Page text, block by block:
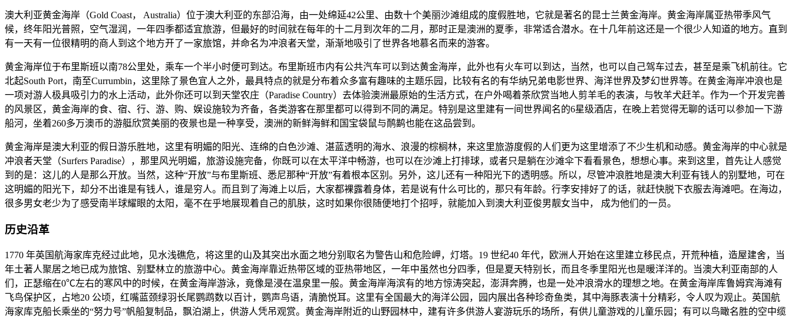
澳大利亚黄金海岸（Gold Coast， Australia）位于澳大利亚的东部沿海，由一处绵延42公里、由数十个美丽沙滩组成的度假胜地，它就是著名的昆士兰黄金海岸。黄金海岸属亚热带季风气
候，终年阳光普照，空气湿润，一年四季都适宜旅游，但最好的时间就在每年的十二月到次年的二月，那时正是澳洲的夏季，非常适合潜水。在十几年前这还是一个很少人知道的地方。直到
有一天有一位很精明的商人到这个地方开了一家旅馆，并命名为冲浪者天堂，渐渐地吸引了世界各地慕名而来的游客。
黄金海岸位于布里斯班以南78公里处，乘车一个半小时便可到达。布里斯班市内有公共汽车可以到达黄金海岸，此外也有火车可以到达，当然，也可以自己驾车过去，甚至是乘飞机前往。它
北起South Port，南至Currumbin，这里除了景色宜人之外，最具特点的就是分布着众多富有趣味的主题乐园，比较有名的有华纳兄弟电影世界、海洋世界及梦幻世界等。在黄金海岸冲浪也是
一项对游人极具吸引力的水上活动，此外你还可以到天堂农庄（Paradise Country）去体验澳洲最原始的生活方式，在户外喝着茶欣赏当地人剪羊毛的表演，与牧羊犬赶羊。作为一个开发完善
的风景区，黄金海岸的食、宿、行、游、购、娱设施较为齐备，各类游客在那里都可以得到不同的满足。特别是这里建有一间世界闻名的6星级酒店，在晚上若觉得无聊的话可以参加一下游
船河，坐着260多万澳币的游艇欣赏美丽的夜景也是一种享受，澳洲的新鲜海鲜和国宝袋鼠与鸸鹋也能在这品尝到。
黄金海岸是澳大利亚的假日游乐胜地，这里有明媚的阳光、连绵的白色沙滩、湛蓝透明的海水、浪漫的棕榈林，来这里旅游度假的人们更为这里增添了不少生机和动感。黄金海岸的中心就是
冲浪者天堂（Surfers Paradise），那里风光明媚，旅游设施完备，你既可以在太平洋中畅游，也可以在沙滩上打排球，或者只是躺在沙滩伞下看看景色，想想心事。来到这里，首先让人感觉
到的是：这儿的人是那么开放。当然，这种“开放”与布里斯班、悉尼那种“开放”有着根本区别。另外，这儿还有一种阳光下的透明感。所以，尽管冲浪胜地是澳大利亚有钱人的别墅地，可在
这明媚的阳光下，却分不出谁是有钱人，谁是穷人。而且到了海滩上以后，大家都裸露着身体，若是说有什么可比的，那只有年龄。行李安排好了的话，就赶快脱下衣服去海滩吧。在海边，
很多男女老少为了感受南半球耀眼的太阳，毫不在乎地展现着自己的肌肤，这时如果你很随便地打个招呼，就能加入到澳大利亚俊男靓女当中， 成为他们的一员。
历史沿革
1770 年英国航海家库克经过此地，见水浅礁危，将这里的山及其突出水面之地分别取名为警告山和危险岬，灯塔。19 世纪40 年代，欧洲人开始在这里建立移民点，开荒种植，造屋建舍，当
年土著人聚居之地已成为旅馆、别墅林立的旅游中心。黄金海岸靠近热带区域的亚热带地区，一年中虽然也分四季，但是夏天特别长，而且冬季里阳光也是暖洋洋的。当澳大利亚南部的人
们，正瑟缩在0℃左右的寒风中的时候，在黄金海岸游泳，竟像是浸在温泉里一般。黄金海岸海滨有的地方惊涛突起，澎湃奔腾，也是一处冲浪滑水的理想之地。在黄金海岸库鲁姆宾海滩有
飞鸟保护区，占地20 公顷，红嘴蓝颈绿羽长尾鹦鹉数以百计，鹦声鸟语，清脆悦耳。这里有全国最大的海洋公园，园内展出各种珍奇鱼类，其中海豚表演十分精彩，令人叹为观止。英国航
海家库克船长乘坐的“努力号”帆船复制品，飘泊湖上，供游人凭吊观赏。黄金海岸附近的山野园林中，建有许多供游人宴游玩乐的场所，有供儿童游戏的儿童乐园；有可以鸟瞰名胜的空中缆